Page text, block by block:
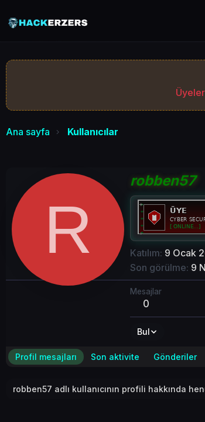
Ana sayfa Kullanıcılar
R
robben57
Katılım 9 Ocak
Son görülme 9
Mesajlar
0
Bul
Profil mesajları Son aktivite Gönderiler
robben57 adlı kullanıcının profili hakkında